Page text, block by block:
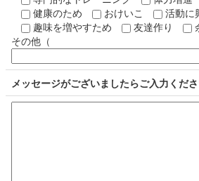
健康のため
おけいこ
活動に
趣味を増やすため
友達作り
その他（
メッセージがございましたらご入力くださ